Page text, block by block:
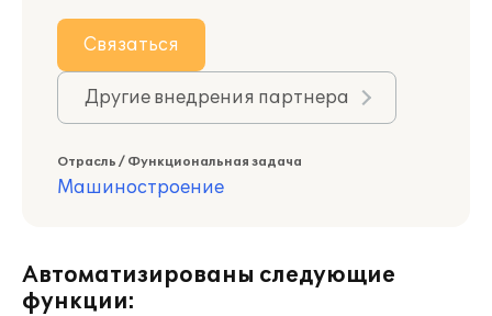
Связаться
Другие внедрения партнера
Отрасль / Функциональная задача
Машиностроение
Автоматизированы следующие
функции: